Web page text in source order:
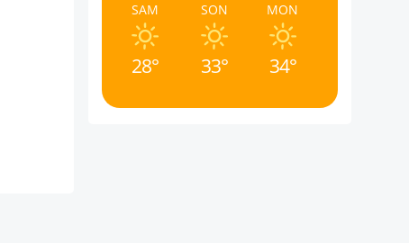
SAM
28°
SON
33°
MON
34°